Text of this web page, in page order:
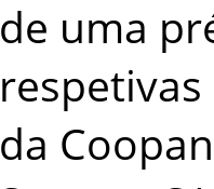
de uma
da